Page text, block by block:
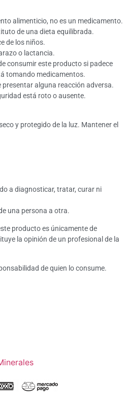
alimenticio, no es un medicamento.
de una dieta equilibrada.
de los niños.
o lactancia.
consumir este producto si padece
tomando medicamentos.
presentar alguna reacción adversa.
está roto o ausente.
y protegido de la luz. Mantener el
a diagnosticar, tratar, curar ni
una persona a otra.
producto es únicamente de
la opinión de un profesional de la
de quien lo consume.